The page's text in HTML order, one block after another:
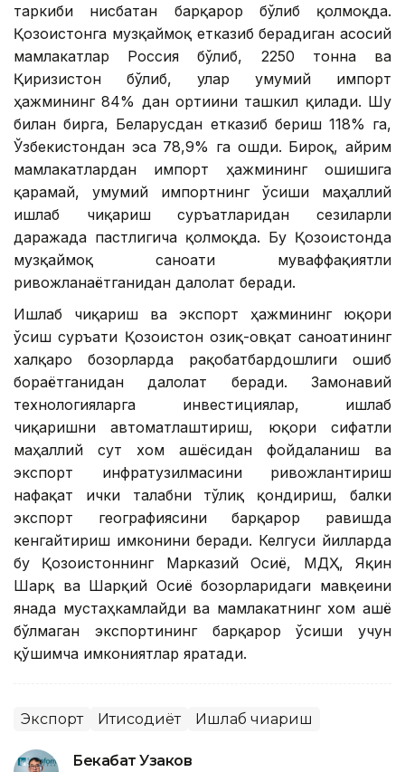
таркиби нисбатан барқарор бўлиб қолмоқда.
Қозоғистонга музқаймоқ етказиб берадиган асосий
мамлакатлар Россия бўлиб, 2250 тонна ва
Қирғизистон бўлиб, улар умумий импорт
ҳажмининг 84% дан ортиғини ташкил қилади. Шу
билан бирга, Беларусдан етказиб бериш 118% га,
Ўзбекистондан эса 78,9% га ошди. Бироқ, айрим
мамлакатлардан импорт ҳажмининг ошишига
қарамай, умумий импортнинг ўсиши маҳаллий
ишлаб чиқариш суръатларидан сезиларли
даражада пастлигича қолмоқда. Бу Қозоғистонда
музқаймоқ саноати муваффақиятли
ривожланаётганидан далолат беради.
Ишлаб чиқариш ва экспорт ҳажмининг юқори
ўсиш суръати Қозоғистон озиқ-овқат саноатининг
халқаро бозорларда рақобатбардошлиги ошиб
бораётганидан далолат беради. Замонавий
технологияларга инвестициялар, ишлаб
чиқаришни автоматлаштириш, юқори сифатли
маҳаллий сут хом ашёсидан фойдаланиш ва
экспорт инфратузилмасини ривожлантириш
нафақат ички талабни тўлиқ қондириш, балки
экспорт географиясини барқарор равишда
кенгайтириш имконини беради. Келгуси йилларда
бу Қозоғистоннинг Марказий Осиё, МДҲ, Яқин
Шарқ ва Шарқий Осиё бозорларидаги мавқеини
янада мустаҳкамлайди ва мамлакатнинг хом ашё
бўлмаган экспортининг барқарор ўсиши учун
қўшимча имкониятлар яратади.
Экспорт Иқтисодиёт Ишлаб чиқариш
Бекабат Узаков